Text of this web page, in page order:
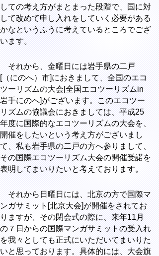
しての考え方がまとまった段階で、国に対
して改めて申し入れをしていく必要がある
かなというふうに考えているところでござ
います。
それから、金曜日には岩手県の二戸
[（にのへ）市]におきまして、全国のエコ
ツーリズムの大会[全国エコツーリズムin
岩手にのへ]がございます。このエコツー
リズムの協議会におきましては、平成25
年度に国際的なエコツーリズムの大会を、
開催をしたいという考え方がございまし
て、私も岩手県の二戸の方へ参りまして、
その国際エコツーリズム大会の開催受諾を
表明してまいりたいと考えております。
それから日曜日には、北京の方で国際マ
ンガサミット[北京大会]が開催をされてお
りますが、その閉会式の際に、来年11月
の７日からの国際マンガサミットの受入れ
を我々としても正式にいただいてまいりた
いと思っております。具体的には、大会旗